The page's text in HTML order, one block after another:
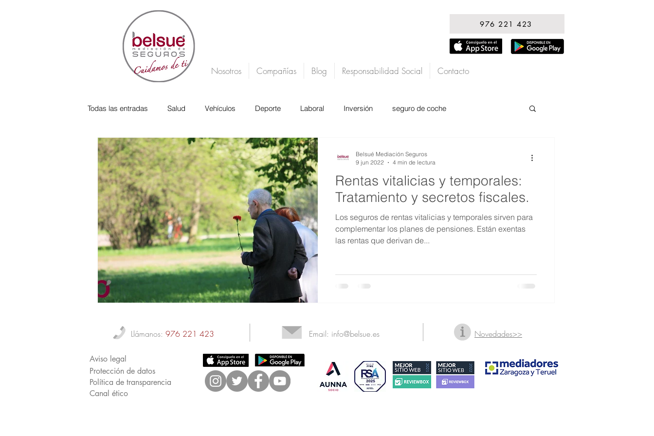
Nosotros Compañías Blog Responsabilidad Social Contacto
976 221 423
Todas las entradas Salud Vehículos Deporte Laboral Inversión seguro de coche
Responsabilidad Social verifactu belsue mediacion de seguros
Rentas vitalicias y temporales:
Tratamiento y secretos fiscales.
Los seguros de rentas vitalicias y temporales sirven para
complementar los planes de pensiones. Están exentas
las rentas que derivan de...
Belsué Mediación Seguros
9 jun 2022
4 min de lectura
Llámanos: 976 221 423 Email: info@belsue.es Novedades>>
Aviso legal
Protección de datos
Política de transparencia
Canal ético